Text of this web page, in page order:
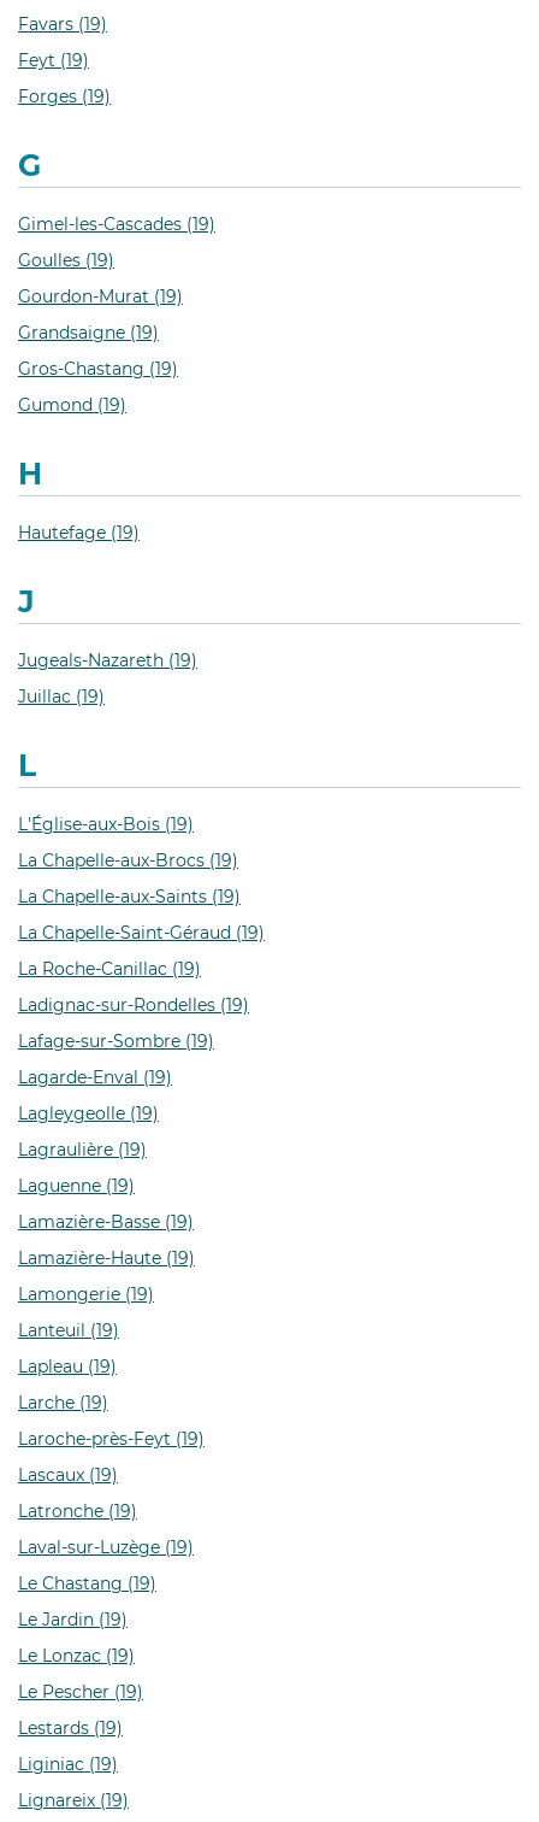
Favars (19)
Feyt (19)
Forges (19)
G
Gimel-les-Cascades (19)
Goulles (19)
Gourdon-Murat (19)
Grandsaigne (19)
Gros-Chastang (19)
Gumond (19)
H
Hautefage (19)
J
Jugeals-Nazareth (19)
Juillac (19)
L
L'Église-aux-Bois (19)
La Chapelle-aux-Brocs (19)
La Chapelle-aux-Saints (19)
La Chapelle-Saint-Géraud (19)
La Roche-Canillac (19)
Ladignac-sur-Rondelles (19)
Lafage-sur-Sombre (19)
Lagarde-Enval (19)
Lagleygeolle (19)
Lagraulière (19)
Laguenne (19)
Lamazière-Basse (19)
Lamazière-Haute (19)
Lamongerie (19)
Lanteuil (19)
Lapleau (19)
Larche (19)
Laroche-près-Feyt (19)
Lascaux (19)
Latronche (19)
Laval-sur-Luzège (19)
Le Chastang (19)
Le Jardin (19)
Le Lonzac (19)
Le Pescher (19)
Lestards (19)
Liginiac (19)
Lignareix (19)